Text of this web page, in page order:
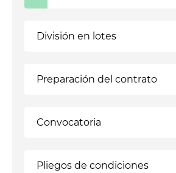
División en lotes
Preparación del contrato
Convocatoria
Pliegos de condiciones